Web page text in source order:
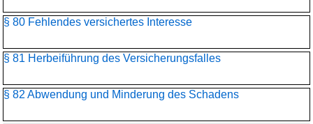
§ 80 Fehlendes versichertes Interesse
§ 81 Herbeiführung des Versicherungsfalles
§ 82 Abwendung und Minderung des Schadens